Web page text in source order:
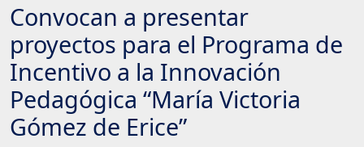
Convocan a presentar
proyectos para el Programa de
Incentivo a la Innovación
Pedagógica “María Victoria
Gómez de Erice”